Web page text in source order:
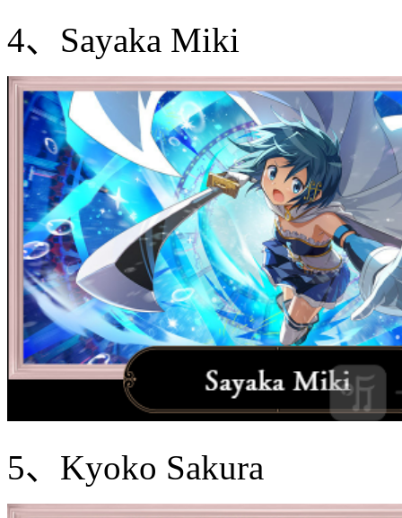
4、Sayaka Miki
5、Kyoko Sakura